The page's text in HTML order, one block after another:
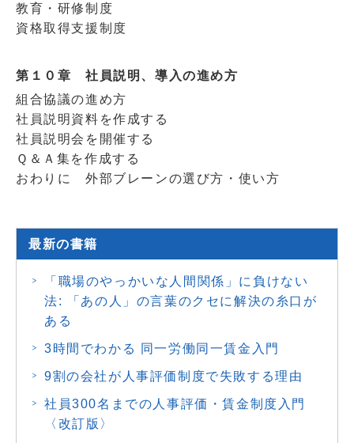
教育・研修制度
資格取得支援制度
第１０章 社員説明、導入の進め方
組合協議の進め方
社員説明資料を作成する
社員説明会を開催する
Ｑ＆Ａ集を作成する
おわりに 外部ブレーンの選び方・使い方
最新の書籍
「職場のやっかいな人間関係」に負けない
法: 「あの人」の言葉のクセに解決の糸口が
ある
3時間でわかる 同一労働同一賃金入門
9割の会社が人事評価制度で失敗する理由
社員300名までの人事評価・賃金制度入門
〈改訂版〉